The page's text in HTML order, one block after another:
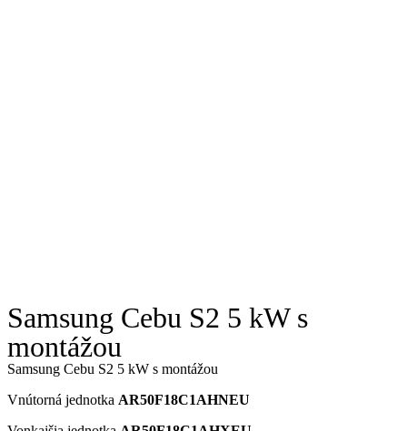
Samsung Cebu S2 5 kW s
montážou
Samsung Cebu S2 5 kW s montážou
Vnútorná jednotka AR50F18C1AHNEU